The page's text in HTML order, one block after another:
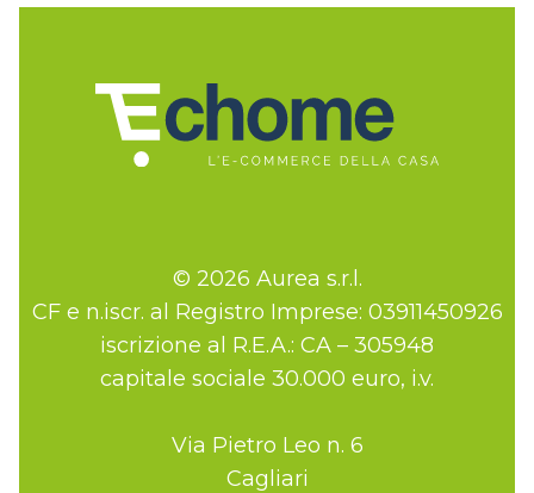
© 2026 Aurea s.r.l.
CF e n.iscr. al Registro Imprese: 03911450926
iscrizione al R.E.A.: CA – 305948
capitale sociale 30.000 euro, i.v.
Via Pietro Leo n. 6
Cagliari